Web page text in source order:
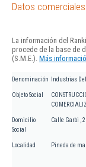
Datos
La información del
procede de la base de
(S.M.E.). Más
Denominación Industrias
Objeto Social
Domicilio
Social
Calle Garbi ,
Localidad Pineda de